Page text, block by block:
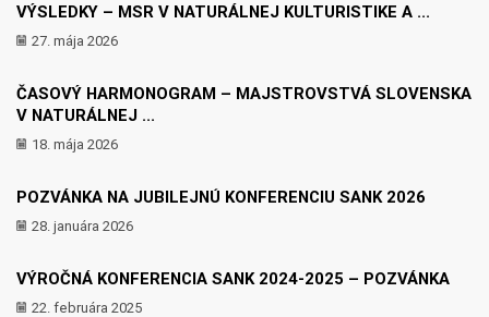
VÝSLEDKY – MSR V NATURÁLNEJ KULTURISTIKE A ...
27. mája 2026
ČASOVÝ HARMONOGRAM – MAJSTROVSTVÁ SLOVENSKA
V NATURÁLNEJ ...
18. mája 2026
POZVÁNKA NA JUBILEJNÚ KONFERENCIU SANK 2026
28. januára 2026
VÝROČNÁ KONFERENCIA SANK 2024-2025 – POZVÁNKA
22. februára 2025